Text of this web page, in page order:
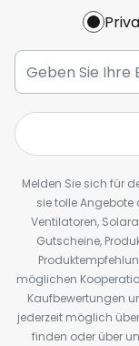
Melden Sie sich für
sie tolle
Ventilatoren,
Gutscheine,
möglichen
Kaufbewertungen
jederzeit möglich
finden oder über